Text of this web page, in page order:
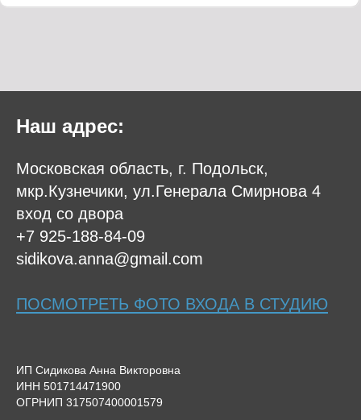
Наш адрес:
Московская область, г. Подольск,
мкр.Кузнечики, ул.Генерала Смирнова 4
вход со двора
+7 925-188-84-09
sidikova.anna@gmail.com
ПОСМОТРЕТЬ ФОТО ВХОДА В СТУДИЮ
ИП Сидикова Анна Викторовна
ИНН 501714471900
ОГРНИП 317507400001579